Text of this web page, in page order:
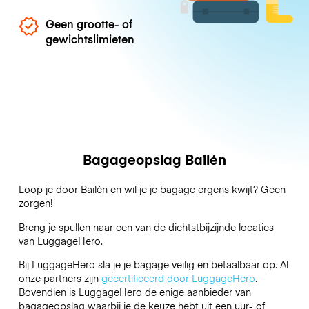
Geen grootte- of
gewichtslimieten
Bagageopslag Bailén
Loop je door Bailén en wil je je bagage ergens kwijt? Geen
zorgen!
Breng je spullen naar een van de dichtstbijzijnde locaties
van LuggageHero.
Bij LuggageHero sla je je bagage veilig en betaalbaar op. Al
onze partners zijn gecertificeerd door LuggageHero.
Bovendien is LuggageHero de enige aanbieder van
bagageopslag waarbij je de keuze hebt uit een uur- of